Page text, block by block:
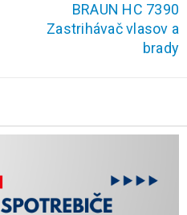
BRAUN HC 7390
Zastrihávač vlasov a
brady